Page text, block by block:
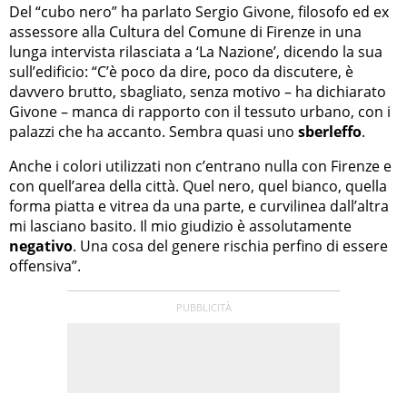
Del “cubo nero” ha parlato Sergio Givone, filosofo ed ex
assessore alla Cultura del Comune di Firenze in una
lunga intervista rilasciata a ‘La Nazione’, dicendo la sua
sull’edificio: “C’è poco da dire, poco da discutere, è
davvero brutto, sbagliato, senza motivo – ha dichiarato
Givone – manca di rapporto con il tessuto urbano, con i
palazzi che ha accanto. Sembra quasi uno sberleffo.
Anche i colori utilizzati non c’entrano nulla con Firenze e
con quell’area della città. Quel nero, quel bianco, quella
forma piatta e vitrea da una parte, e curvilinea dall’altra
mi lasciano basito. Il mio giudizio è assolutamente
negativo. Una cosa del genere rischia perfino di essere
offensiva”.